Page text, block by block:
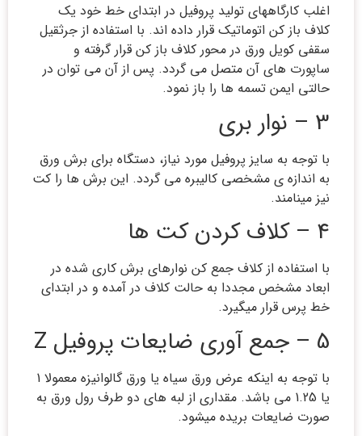
اغلب کارگاههای تولید پروفیل در ابتدای خط خود یک
کلاف باز کن اتوماتیک قرار داده اند. با استفاده از جرثقیل
سقفی کویل ورق در محور کلاف باز کن قرار گرفته و
ساپورت های آن متصل می گردد. پس از آن می توان در
حالتی ایمن تسمه ها را باز نمود.
3 – نوار بری
با توجه به سایز پروفیل مورد نیاز، دستگاه برای برش ورق
به اندازه ی مشخصی کالیبره می گردد. این برش ها را کت
نیز مینامند.
4 – کلاف کردن کت ها
با استفاده از کلاف جمع کن نوارهای برش کاری شده در
ابعاد مشخص مجددا به حالت کلاف در آمده و در ابتدای
خط پرس قرار میگیرد.
5 – جمع آوری ضایعات پروفیل Z
با توجه به اینکه عرض ورق سیاه یا ورق گالوانیزه معمولا 1
یا 1.25 می باشد. مقداری از لبه های دو طرف رول ورق به
صورت ضایعات بریده میشود.